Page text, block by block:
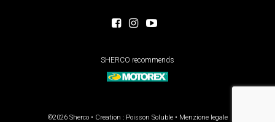
SHERCO recommends
©2026 Sherco • Creation : Poisson Soluble• Menzione legale